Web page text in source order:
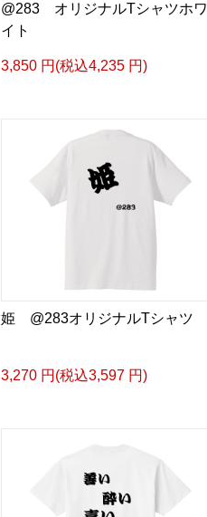
@283 オリジナルTシャツホワ
イト
3,850 円(税込4,235 円)
姫 @283オリジナルTシャツ
3,270 円(税込3,597 円)